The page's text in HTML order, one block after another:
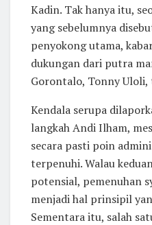
Kadin. Tak hanya itu,
yang sebelumnya
penyokong utama,
dukungan dari putra
Gorontalo, Tonny Uloli,
​Kendala serupa
langkah Andi Ilham,
secara pasti poin
terpenuhi. Walau
potensial, pemenuhan
menjadi hal prinsipil
​Sementara itu, salah